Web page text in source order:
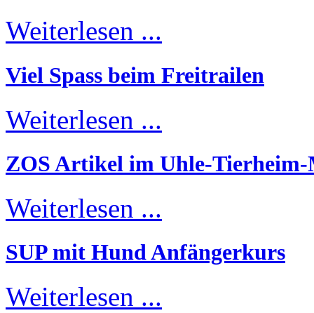
Weiterlesen ...
Viel Spass beim Freitrailen
Weiterlesen ...
ZOS Artikel im Uhle-Tierheim-
Weiterlesen ...
SUP mit Hund Anfängerkurs
Weiterlesen ...